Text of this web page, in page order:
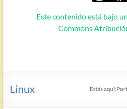
Este contenido está bajo
Commons
Linux Estás aquí: